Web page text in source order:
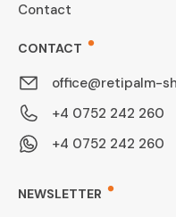
Contact
CONTACT
office@retipalm-
+4 0752 242 260
+4 0752 242 260
NEWSLETTER